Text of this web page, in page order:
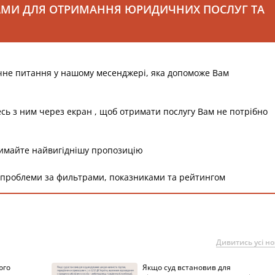
ДЛЯ ОТРИМАННЯ ЮРИДИЧНИХ ПОСЛУГ ТА
питання у нашому месенджері, яка допоможе Вам
з ним через екран , щоб отримати послугу Вам не потрібно
найвигіднішу пропозицію
за фильтрами, показниками та рейтингом
Дивитись усі
Якщо суд встановив для